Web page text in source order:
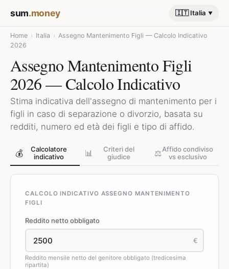
sum.money 🇮🇹 Italia
Home › Italia › Assegno Mantenimento Figli — Calcolo Indicativo
2026
Assegno Mantenimento Figli
2026 — Calcolo Indicativo
Stima indicativa dell'assegno di mantenimento per i
figli in caso di separazione o divorzio, basata su
redditi, numero ed età dei figli e tipo di affido.
💰
Calcolatore
indicativo
📊
Criteri del
giudice
⚖️Affido condiviso
vs esclusivo
CALCOLO INDICATIVO ASSEGNO MANTENIMENTO
FIGLI
Reddito netto obbligato
€
Reddito mensile netto del genitore obbligato (tredicesima
ripartita)